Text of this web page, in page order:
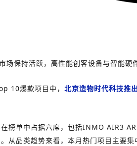
保持活跃，高性能创客设备与智能硬
10爆款项目中， 北京造物时代科技推
榜单中占据六席，包括INMO AIR3
从品类趋势来看，本月热门项目主要